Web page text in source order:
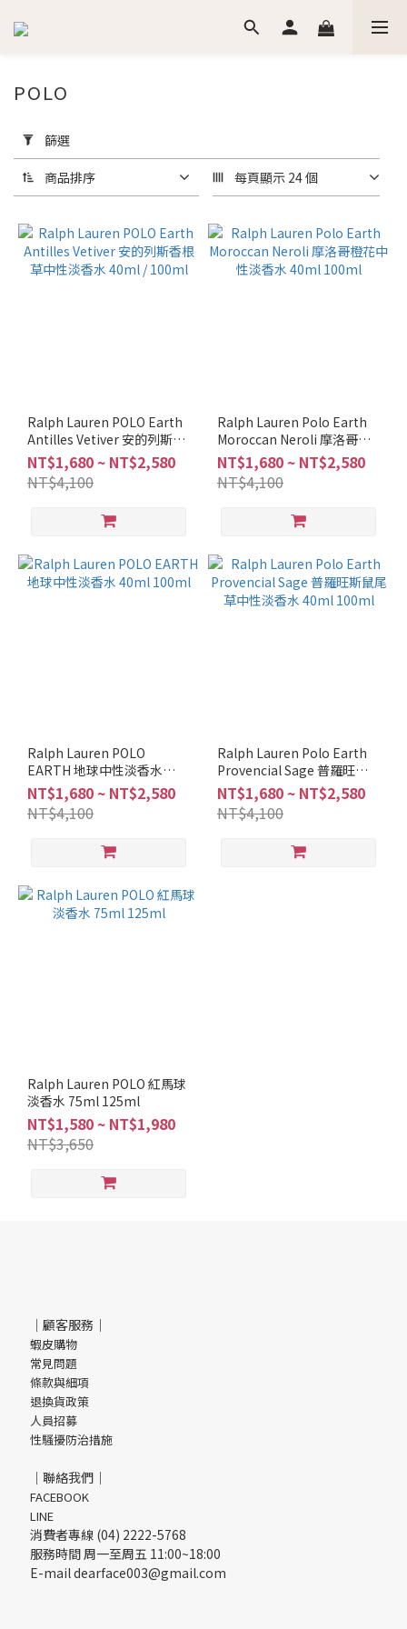
用
篩
選
(0/20)
價格
(NT$)
調
柑
苔
調
新
調
香
調
(1)
馥
木
品
牌
POLO
POLO
篩選
商品排序 每頁顯示 24 個
Ralph Lauren POLO Earth
Antilles Vetiver 安的列斯香
根草中性淡香水 40ml /
100ml
NT$1,680 ~ NT$2,580
NT$4,100
Ralph Lauren Polo Earth
Moroccan Neroli 摩洛哥橙
花中性淡香水 40ml 100ml
NT$1,680 ~ NT$2,580
NT$4,100
Ralph Lauren POLO
EARTH 地球中性淡香水
40ml 100ml
NT$1,680 ~ NT$2,580
NT$4,100
Ralph Lauren Polo Earth
Provencial Sage 普羅旺斯
鼠尾草中性淡香水 40ml
100ml
NT$1,680 ~ NT$2,580
NT$4,100
Ralph Lauren POLO 紅馬球
淡香水 75ml 125ml
NT$1,580 ~ NT$1,980
NT$3,650
｜顧客服務｜
蝦皮購物
常見問題
條款與細項
退換貨政策
人員招募
性騷擾防治措施
｜聯絡我們｜
FACEBOOK
LINE
消費者專線 (04) 2222-5768
服務時間 周一至周五 11:00~18:00
E-mail dearface003@gmail.com